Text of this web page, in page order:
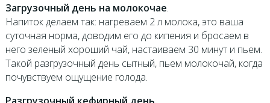
Загрузочный день на молокочае.
Напиток делаем так: нагреваем 2 л молока, это ваша
суточная норма, доводим его до кипения и бросаем в
него зеленый хороший чай, настаиваем 30 минут и пьем.
Такой разгрузочный день сытный, пьем молокочай, когда
почувствуем ощущение голода.